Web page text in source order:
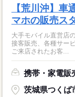
【荒川沖】
マホの販売ス
大手モバイル直営店
接客販売、各種サービスの
ご来店されたお客...
携帯・家電販
茨城県つくば